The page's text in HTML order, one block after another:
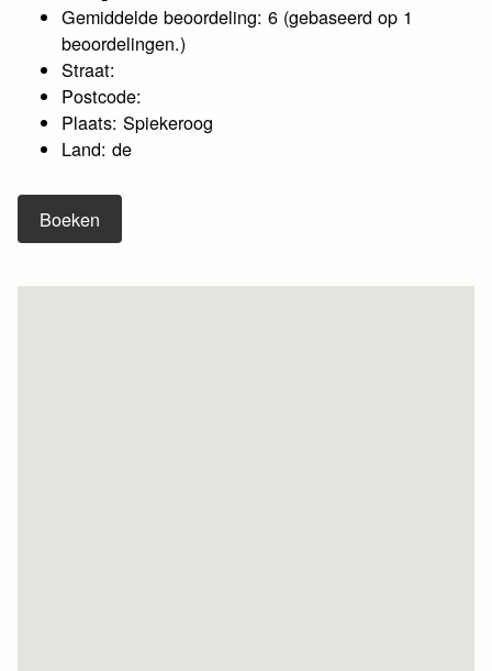
Gemiddelde beoordeling: 6 (gebaseerd op 1
beoordelingen.)
Straat:
Postcode:
Plaats: Spiekeroog
Land: de
Boeken